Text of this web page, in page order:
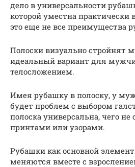
дело в универсальности
которой уместна практически
это еще не все преимущества
Полоски визуально стройнят
идеальный вариант для
телосложением.
Имея рубашку в полоску, у
будет проблем с выбором
полоска универсальна, чего не
принтами или узорами.
Рубашки как основной элемент
меняются вместе с